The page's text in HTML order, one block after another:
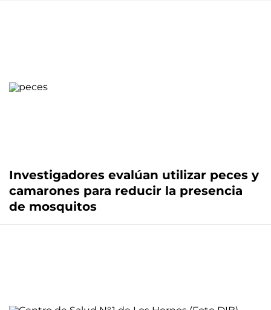
Investigadores evalúan utilizar peces y
camarones para reducir la presencia
de mosquitos